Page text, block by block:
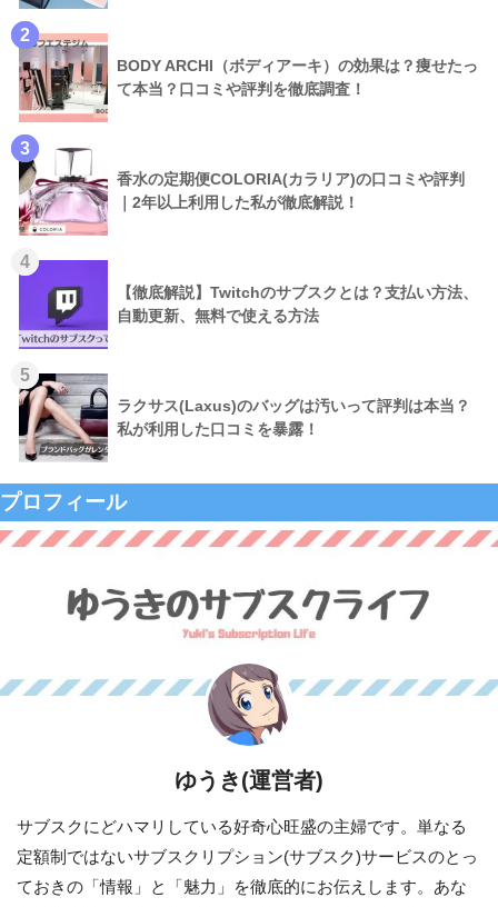
2
BODY ARCHI（ボディアーキ）の効果は？痩せたっ
て本当？口コミや評判を徹底調査！
3
香水の定期便COLORIA(カラリア)の口コミや評判
｜2年以上利用した私が徹底解説！
4
【徹底解説】Twitchのサブスクとは？支払い方法、
自動更新、無料で使える方法
5
ラクサス(Laxus)のバッグは汚いって評判は本当？
私が利用した口コミを暴露！
プロフィール
ゆうき(運営者)
サブスクにどハマリしている好奇心旺盛の主婦です。単なる
定額制ではないサブスクリプション(サブスク)サービスのとっ
ておきの「情報」と「魅力」を徹底的にお伝えします。あな